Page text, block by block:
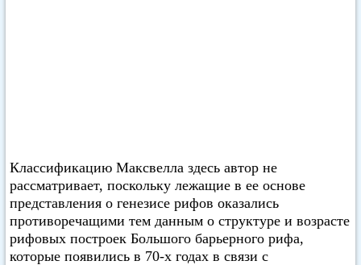
Классификацию Максвелла здесь автор не
рассматривает, поскольку лежащие в ее основе
представления о генезисе рифов оказались
противоречащими тем данным о структуре и возрасте
рифовых построек Большого барьерного рифа,
которые появились в 70-х годах в связи с